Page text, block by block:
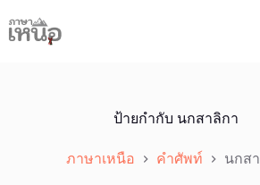
to
content
ป้ายกำกับ นกสาลิกา
ภาษาเหนือ คำศัพท์ นกส